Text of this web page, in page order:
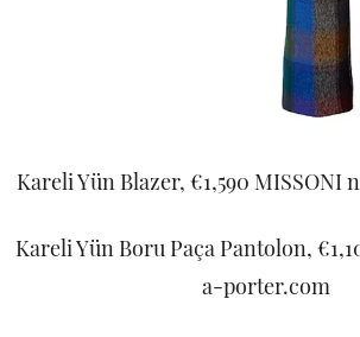
Kareli Yün Blazer, €1,590
Kareli Yün Boru Paça Pantolon,
a-porter.com